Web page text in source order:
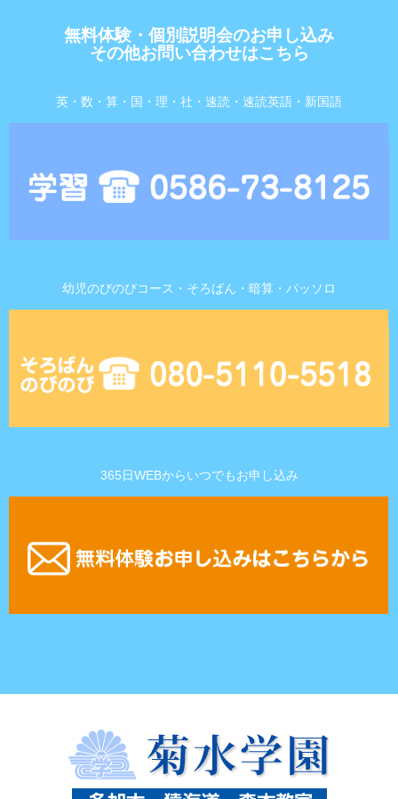
無料体験・個別説明会のお申し込み
その他お問い合わせはこちら
英・数・算・国・理・社・速読・速読英語・新国語
幼児のびのびコース・そろばん・暗算・パッソロ
365日WEBからいつでもお申し込み